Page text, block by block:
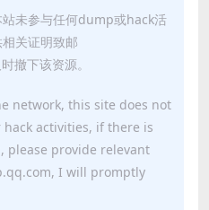
未参与任何dump或hack活
关证明致邮
撤下该资源。
network, this site does not
activities, if there is
please provide relevant
I will promptly